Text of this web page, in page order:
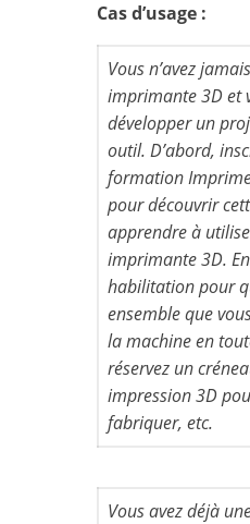
Cas d’usage :
Vous n’avez
imprimante 3D et
développer un
outil. D’abord,
formation
pour découvrir
apprendre à
imprimante 3D.
habilitation pour
ensemble que
la machine en
réservez un
impression 3D
fabriquer, etc.
Vous avez déjà